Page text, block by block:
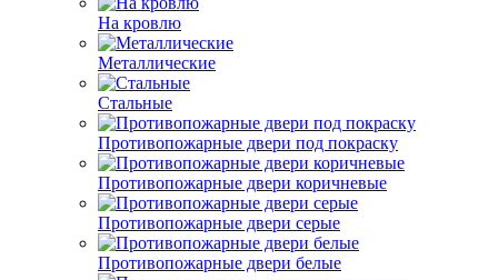
На кровлю
Металлические
Стальные
Противопожарные двери под покраску
Противопожарные двери коричневые
Противопожарные двери серые
Противопожарные двери белые